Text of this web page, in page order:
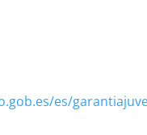
es/